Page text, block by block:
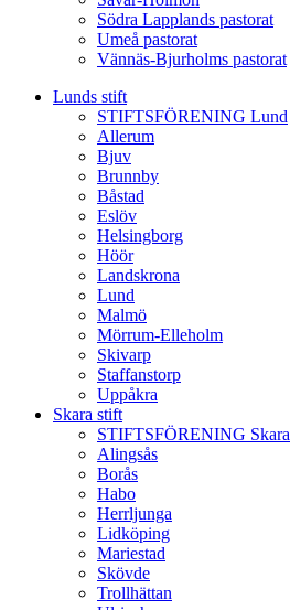
Södra Lapplands pastorat
Umeå pastorat
Vännäs-Bjurholms pastorat
Lunds stift
STIFTSFÖRENING Lund
Allerum
Bjuv
Brunnby
Båstad
Eslöv
Helsingborg
Höör
Landskrona
Lund
Malmö
Mörrum-Elleholm
Skivarp
Staffanstorp
Uppåkra
Skara stift
STIFTSFÖRENING Skara
Alingsås
Borås
Habo
Herrljunga
Lidköping
Mariestad
Skövde
Trollhättan